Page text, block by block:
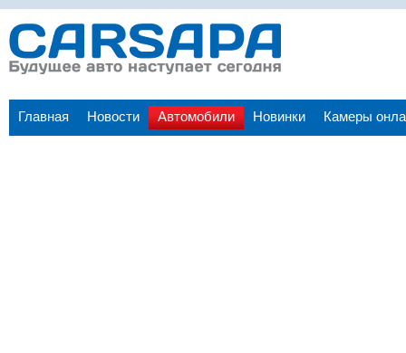
Главная Новости Автомобили Новинки Камеры